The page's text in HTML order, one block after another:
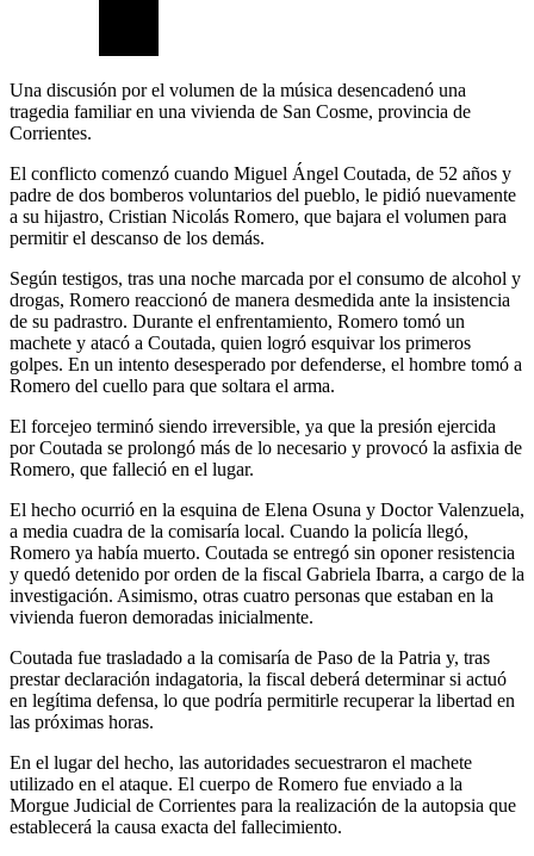
Una discusión por el volumen de la música desencadenó una
tragedia familiar en una vivienda de San Cosme, provincia de
Corrientes.
El conflicto comenzó cuando Miguel Ángel Coutada, de 52 años y
padre de dos bomberos voluntarios del pueblo, le pidió nuevamente
a su hijastro, Cristian Nicolás Romero, que bajara el volumen para
permitir el descanso de los demás.
Según testigos, tras una noche marcada por el consumo de alcohol y
drogas, Romero reaccionó de manera desmedida ante la insistencia
de su padrastro. Durante el enfrentamiento, Romero tomó un
machete y atacó a Coutada, quien logró esquivar los primeros
golpes. En un intento desesperado por defenderse, el hombre tomó a
Romero del cuello para que soltara el arma.
El forcejeo terminó siendo irreversible, ya que la presión ejercida
por Coutada se prolongó más de lo necesario y provocó la asfixia de
Romero, que falleció en el lugar.
El hecho ocurrió en la esquina de Elena Osuna y Doctor Valenzuela,
a media cuadra de la comisaría local. Cuando la policía llegó,
Romero ya había muerto. Coutada se entregó sin oponer resistencia
y quedó detenido por orden de la fiscal Gabriela Ibarra, a cargo de la
investigación. Asimismo, otras cuatro personas que estaban en la
vivienda fueron demoradas inicialmente.
Coutada fue trasladado a la comisaría de Paso de la Patria y, tras
prestar declaración indagatoria, la fiscal deberá determinar si actuó
en legítima defensa, lo que podría permitirle recuperar la libertad en
las próximas horas.
En el lugar del hecho, las autoridades secuestraron el machete
utilizado en el ataque. El cuerpo de Romero fue enviado a la
Morgue Judicial de Corrientes para la realización de la autopsia que
establecerá la causa exacta del fallecimiento.